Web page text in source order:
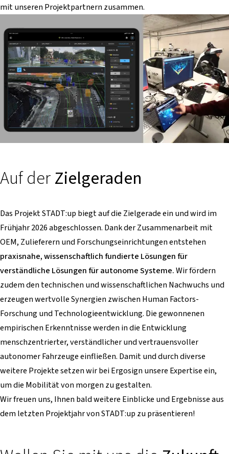
mit unseren Projektpartnern zusammen.
Auf derZielgeraden
Das Projekt STADT:up biegt auf die Zielgerade ein und wird im
Frühjahr 2026 abgeschlossen. Dank der Zusammenarbeit mit
OEM, Zulieferern und Forschungseinrichtungen entstehen
praxisnahe, wissenschaftlich fundierte Lösungen für
verständliche Lösungen für autonome Systeme.Wir fördern
zudem den technischen und wissenschaftlichen Nachwuchs und
erzeugen wertvolle Synergien zwischen Human Factors-
Forschung und Technologieentwicklung. Die gewonnenen
empirischen Erkenntnisse werden in die Entwicklung
menschzentrierter, verständlicher und vertrauensvoller
autonomer Fahrzeuge einfließen. Damit und durch diverse
weitere Projekte setzen wir bei Ergosign unsere Expertise ein,
um die Mobilität von morgen zu gestalten.
Wir freuen uns, Ihnen bald weitere Einblicke und Ergebnisse aus
dem letzten Projektjahr von STADT:up zu präsentieren!